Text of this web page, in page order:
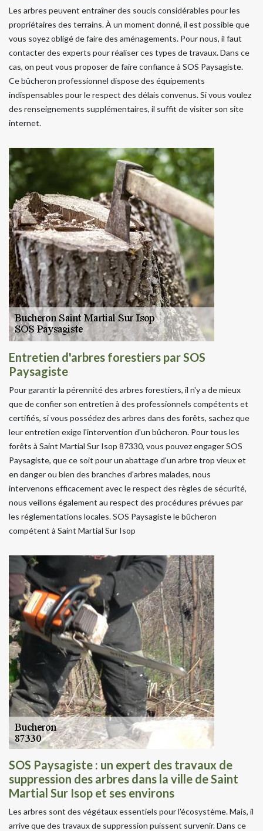
Les arbres peuvent entraîner des soucis considérables pour les
propriétaires des terrains. À un moment donné, il est possible que
vous soyez obligé de faire des aménagements. Pour nous, il faut
contacter des experts pour réaliser ces types de travaux. Dans ce
cas, on peut vous proposer de faire confiance à SOS Paysagiste.
Ce bûcheron professionnel dispose des équipements
indispensables pour le respect des délais convenus. Si vous voulez
des renseignements supplémentaires, il suffit de visiter son site
internet.
Entretien d'arbres forestiers par SOS
Paysagiste
Pour garantir la pérennité des arbres forestiers, il n'y a de mieux
que de confier son entretien à des professionnels compétents et
certifiés, si vous possédez des arbres dans des forêts, sachez que
leur entretien exige l'intervention d'un bûcheron. Pour tous les
forêts à Saint Martial Sur Isop 87330, vous pouvez engager SOS
Paysagiste, que ce soit pour un abattage d'un arbre trop vieux et
en danger ou bien des branches d'arbres malades, nous
intervenons efficacement avec le respect des règles de sécurité,
nous veillons également au respect des procédures prévues par
les réglementations locales. SOS Paysagiste le bûcheron
compétent à Saint Martial Sur Isop
SOS Paysagiste : un expert des travaux de
suppression des arbres dans la ville de Saint
Martial Sur Isop et ses environs
Les arbres sont des végétaux essentiels pour l'écosystème. Mais, il
arrive que des travaux de suppression puissent survenir. Dans ce